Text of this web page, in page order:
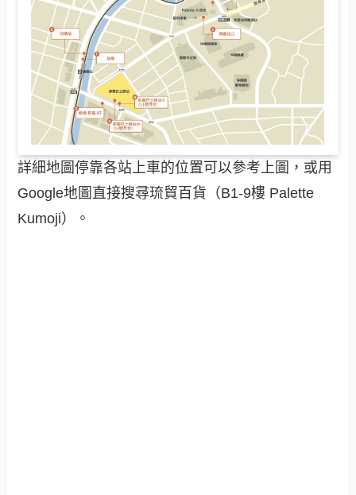
詳細地圖停靠各站上車的位置可以參考上圖，或用
Google地圖直接搜尋琉貿百貨（B1-9樓 Palette
Kumoji）。